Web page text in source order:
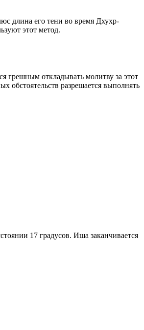
длина его тени во время Дхухр-
этот метод.
грешным откладывать молитву за этот
обстоятельств разрешается выполнять
17 градусов. Иша заканчивается